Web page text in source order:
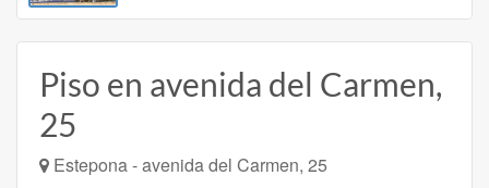
Piso en avenida del Carmen,
25
Estepona - avenida del Carmen, 25